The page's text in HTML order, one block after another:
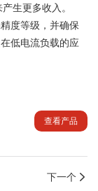
生更多收入。
度等级，并确保
低电流负载的应
查看产品
下一个